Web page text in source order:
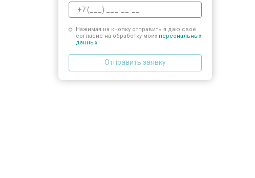
Нажимая на кнопку отправить я даю свое
согласие на обработку моих персональных
данных.
Отправить заявку